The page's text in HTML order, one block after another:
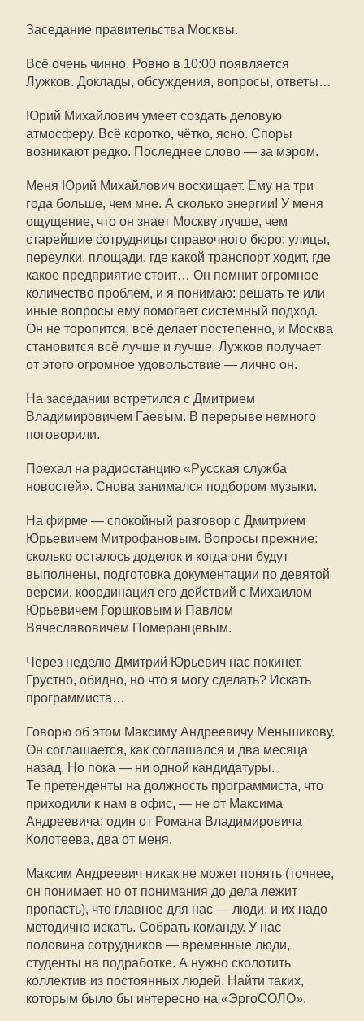
Заседание правительства Москвы.
Всё очень чинно. Ровно в 10:00 появляется
Лужков. Доклады, обсуждения, вопросы, ответы…
Юрий Михайлович умеет создать деловую
атмосферу. Всё коротко, чётко, ясно. Споры
возникают редко. Последнее слово — за мэром.
Меня Юрий Михайлович восхищает. Ему на три
года больше, чем мне. А сколько энергии! У меня
ощущение, что он знает Москву лучше, чем
старейшие сотрудницы справочного бюро: улицы,
переулки, площади, где какой транспорт ходит, где
какое предприятие стоит… Он помнит огромное
количество проблем, и я понимаю: решать те или
иные вопросы ему помогает системный подход.
Он не торопится, всё делает постепенно, и Москва
становится всё лучше и лучше. Лужков получает
от этого огромное удовольствие — лично он.
На заседании встретился с Дмитрием
Владимировичем Гаевым. В перерыве немного
поговорили.
Поехал на радиостанцию «Русская служба
новостей». Снова занимался подбором музыки.
На фирме — спокойный разговор с Дмитрием
Юрьевичем Митрофановым. Вопросы прежние:
сколько осталось доделок и когда они будут
выполнены, подготовка документации по девятой
версии, координация его действий с Михаилом
Юрьевичем Горшковым и Павлом
Вячеславовичем Померанцевым.
Через неделю Дмитрий Юрьевич нас покинет.
Грустно, обидно, но что я могу сделать? Искать
программиста…
Говорю об этом Максиму Андреевичу Меньшикову.
Он соглашается, как соглашался и два месяца
назад. Но пока — ни одной кандидатуры.
Те претенденты на должность программиста, что
приходили к нам в офис, — не от Максима
Андреевича: один от Романа Владимировича
Колотеева, два от меня.
Максим Андреевич никак не может понять (точнее,
он понимает, но от понимания до дела лежит
пропасть), что главное для нас — люди, и их надо
методично искать. Собрать команду. У нас
половина сотрудников — временные люди,
студенты на подработке. А нужно сколотить
коллектив из постоянных людей. Найти таких,
которым было бы интересно на «ЭргоСОЛО».